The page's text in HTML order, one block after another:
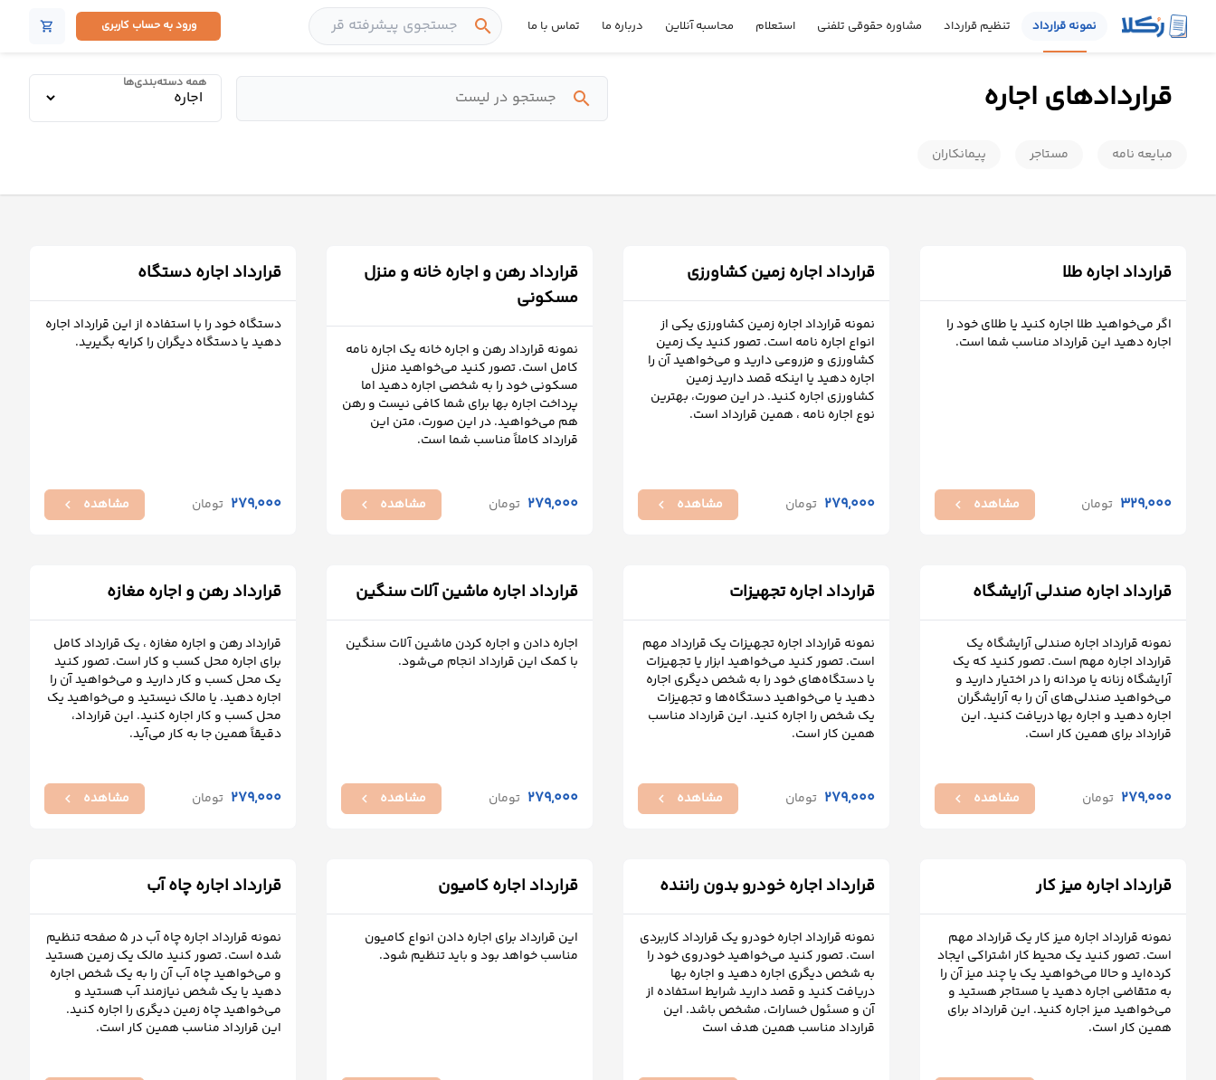
نمونه قرارداد تنظیم قرارداد مشاوره حقوقی تلفنی استعلام محاسبه آنلاین درباره ما تماس با ما search ورود به حساب کاربری shopping_cart
قرارداد
تنظیم
تلفنی
استعلام
تماس
قراردادهای اجاره search
همه دسته‌بندی‌ها
مبایعه نامه مستاجر پیمانکاران
قرارداد اجاره طلا
اگر می‌خواهید طلا اجاره کنید یا طلای خود را
اجاره دهید این قرارداد مناسب شما است.
329,000 تومان مشاهده chevron_left
قرارداد اجاره زمین کشاورزی
نمونه قرارداد اجاره زمین کشاورزی یکی از
انواع اجاره نامه است. تصور کنید یک زمین
کشاورزی و مزروعي دارید و می‌خواهید آن را
اجاره دهید یا اینکه قصد دارید زمین
کشاورزی اجاره کنید. در این صورت، بهترین
نوع اجاره نامه ، همین قرارداد است.
279,000 تومان مشاهده chevron_left
قرارداد رهن و اجاره خانه و منزل
مسکونی
نمونه قرارداد رهن و اجاره خانه یک اجاره نامه
کامل است. تصور کنید می‌خواهید منزل
مسکونی خود را به شخصی اجاره دهید اما
پرداخت اجاره بها برای شما کافی نیست و رهن
هم می‌خواهید. در این صورت، متن این
قرارداد کاملاً مناسب شما است.
279,000 تومان مشاهده chevron_left
قرارداد اجاره دستگاه
دستگاه خود را با استفاده از این قرارداد اجاره
دهید یا دستگاه دیگران را کرایه بگیرید.
279,000 تومان مشاهده chevron_left
قرارداد اجاره صندلی آرایشگاه
نمونه قرارداد اجاره صندلی آرایشگاه یک
قرارداد اجاره مهم است. تصور کنید که یک
آرایشگاه زنانه یا مردانه را در اختیار دارید و
می‌خواهید صندلی‌های آن را به آرایشگران
اجاره دهید و اجاره بها دریافت کنید. این
قرارداد برای همین کار است.
279,000 تومان مشاهده chevron_left
قرارداد اجاره تجهیزات
نمونه قرارداد اجاره تجهیزات یک قرارداد مهم
است. تصور کنید می‌خواهید ابزار یا تجهیزات
یا دستگاه‌های خود را به شخص دیگری اجاره
دهید یا می‌خواهید دستگاه‌ها و تجهیزات
یک شخص را اجاره کنید. این قرارداد مناسب
همین کار است.
279,000 تومان مشاهده chevron_left
قرارداد اجاره ماشین آلات سنگین
اجاره دادن و اجاره کردن ماشین آلات سنگین
با کمک این قرارداد انجام می‌شود.
279,000 تومان مشاهده chevron_left
قرارداد رهن و اجاره مغازه
قرارداد رهن و اجاره مغازه ، یک قرارداد کامل
برای اجاره محل کسب و کار است. تصور کنید
یک محل کسب و کار دارید و می‌خواهید آن را
اجاره دهید. یا مالک نیستید و می‌خواهید یک
محل کسب و کار اجاره کنید. این قرارداد،
دقیقاً همین جا به کار می‌آید.
279,000 تومان مشاهده chevron_left
قرارداد اجاره میز کار
نمونه قرارداد اجاره میز کار یک قرارداد مهم
است. تصور کنید یک محیط کار اشتراکی ایجاد
کرده‌اید و حالا می‌خواهید یک یا چند میز آن را
به متقاضی اجاره دهید یا مستاجر هستید و
می‌خواهید میز اجاره کنید. این قرارداد برای
همین کار است.
قرارداد اجاره خودرو بدون راننده
نمونه قرارداد اجاره خودرو یک قرارداد کاربردی
است. تصور کنید می‌خواهید خودروی خود را
به شخص دیگری اجاره دهید و اجاره بها
دریافت کنید و قصد دارید شرایط استفاده از
آن و مسئول خسارات، مشخص باشد. این
قرارداد مناسب همین هدف است
قرارداد اجاره کامیون
این قرارداد برای اجاره دادن انواع کامیون
مناسب خواهد بود و باید تنظیم شود.
قرارداد اجاره چاه آب
نمونه قرارداد اجاره چاه آب در 5 صفحه تنظیم
شده است. تصور کنید مالک یک زمین هستید
و می‌خواهید چاه آب آن را به یک شخص اجاره
دهید یا یک شخص نیازمند آب هستید و
می‌خواهید چاه زمین دیگری را اجاره کنید.
این قرارداد مناسب همین کار است.